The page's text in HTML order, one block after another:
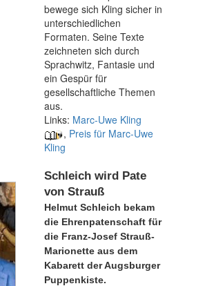
bewege sich Kling sicher in
unterschiedlichen
Formaten. Seine Texte
zeichneten sich durch
Sprachwitz, Fantasie und
ein Gespür für
gesellschaftliche Themen
aus.
Links: Marc-Uwe Kling
, Preis für Marc-Uwe
Kling
Schleich wird Pate
von Strauß
Helmut Schleich bekam
die Ehrenpatenschaft für
die Franz-Josef Strauß-
Marionette aus dem
Kabarett der Augsburger
Puppenkiste.